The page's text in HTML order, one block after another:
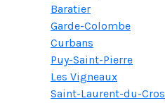
Baratier
Garde-Colombe
Curbans
Puy-Saint-Pierre
Les Vigneaux
Saint-Laurent-du-Cros